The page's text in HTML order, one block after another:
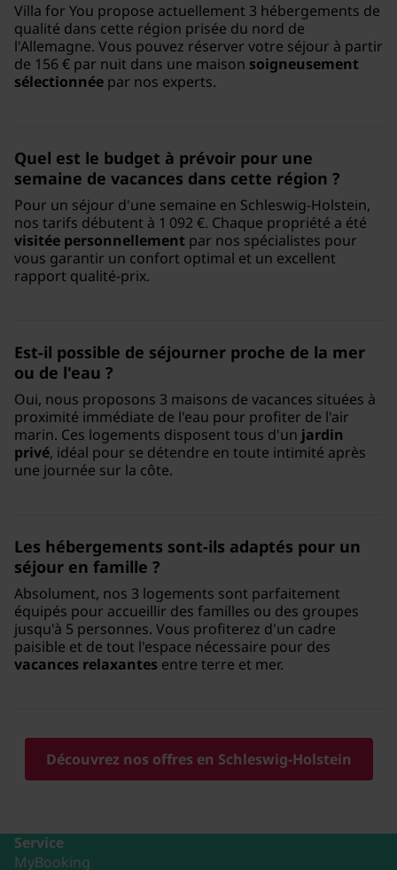
Villa for You propose actuellement 3 hébergements de
qualité dans cette région prisée du nord de
l'Allemagne. Vous pouvez réserver votre séjour à partir
de 156 € par nuit dans une maison soigneusement
sélectionnée par nos experts.
Quel est le budget à prévoir pour une
semaine de vacances dans cette région ?
Pour un séjour d'une semaine en Schleswig-Holstein,
nos tarifs débutent à 1 092 €. Chaque propriété a été
visitée personnellement par nos spécialistes pour
vous garantir un confort optimal et un excellent
rapport qualité-prix.
Est-il possible de séjourner proche de la mer
ou de l'eau ?
Oui, nous proposons 3 maisons de vacances situées à
proximité immédiate de l'eau pour profiter de l'air
marin. Ces logements disposent tous d'un jardin
privé, idéal pour se détendre en toute intimité après
une journée sur la côte.
Les hébergements sont-ils adaptés pour un
séjour en famille ?
Absolument, nos 3 logements sont parfaitement
équipés pour accueillir des familles ou des groupes
jusqu'à 5 personnes. Vous profiterez d'un cadre
paisible et de tout l'espace nécessaire pour des
vacances relaxantes entre terre et mer.
Découvrez nos offres en Schleswig-Holstein
Service
MyBooking